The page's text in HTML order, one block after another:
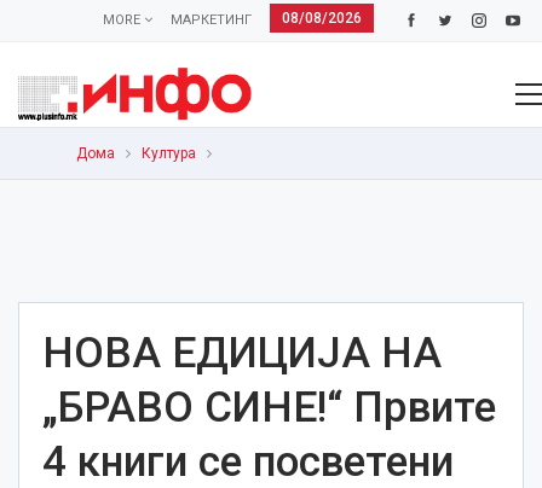
08/08/2026
МАРКЕТИНГ
MORE
Дома Култура
НОВА ЕДИЦИЈА НА
„БРАВО СИНЕ!“ Првите
4 книги се посветени